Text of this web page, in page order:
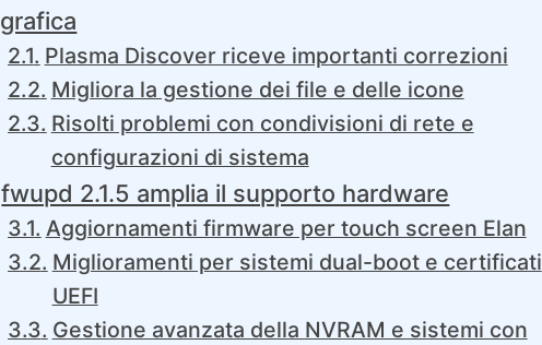
grafica
Plasma Discover riceve importanti correzioni
Migliora la gestione dei file e delle icone
Risolti problemi con condivisioni di rete e
configurazioni di sistema
fwupd 2.1.5 amplia il supporto hardware
Aggiornamenti firmware per touch screen Elan
Miglioramenti per sistemi dual-boot e certificati
UEFI
Gestione avanzata della NVRAM e sistemi con